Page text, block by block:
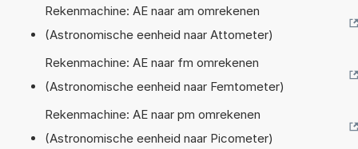
Rekenmachine: AE naar am omrekenen
(Astronomische eenheid naar Attometer)
Rekenmachine: AE naar fm omrekenen
(Astronomische eenheid naar Femtometer)
Rekenmachine: AE naar pm omrekenen
(Astronomische eenheid naar Picometer)